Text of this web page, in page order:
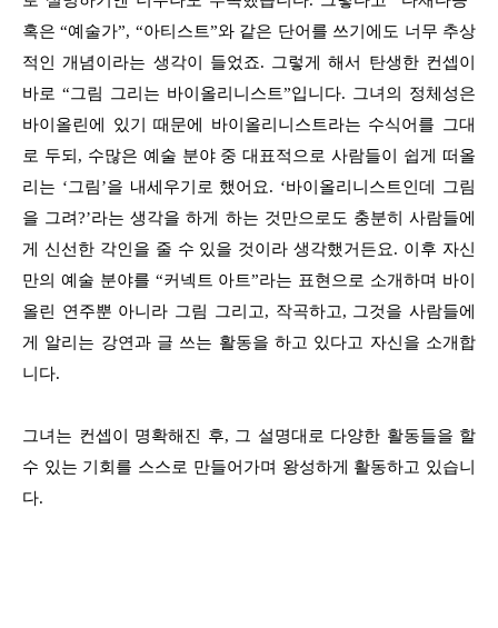
혹은 “예술가”, “아티스트”와 같은 단어를 쓰기에도 너무 추상
적인 개념이라는 생각이 들었죠. 그렇게 해서 탄생한 컨셉이
바로 “그림 그리는 바이올리니스트”입니다. 그녀의 정체성은
바이올린에 있기 때문에 바이올리니스트라는 수식어를 그대
로 두되, 수많은 예술 분야 중 대표적으로 사람들이 쉽게 떠올
리는 ‘그림’을 내세우기로 했어요. ‘바이올리니스트인데 그림
을 그려?’라는 생각을 하게 하는 것만으로도 충분히 사람들에
게 신선한 각인을 줄 수 있을 것이라 생각했거든요. 이후 자신
만의 예술 분야를 “커넥트 아트”라는 표현으로 소개하며 바이
올린 연주뿐 아니라 그림 그리고, 작곡하고, 그것을 사람들에
게 알리는 강연과 글 쓰는 활동을 하고 있다고 자신을 소개합
니다.
그녀는 컨셉이 명확해진 후, 그 설명대로 다양한 활동들을 할
수 있는 기회를 스스로 만들어가며 왕성하게 활동하고 있습니
다.